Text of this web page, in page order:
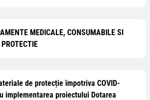
MEDICALE, CONSUMABILE SI
de protecție împotriva COVID-
implementarea proiectului Dotarea